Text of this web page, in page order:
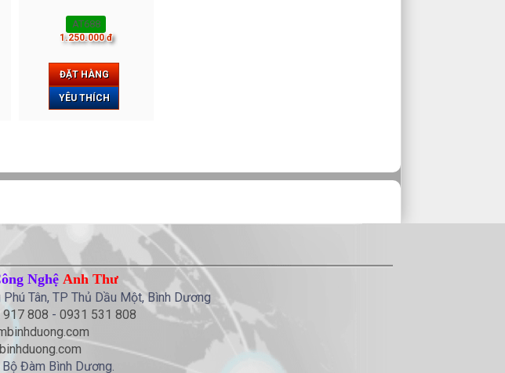
AT688
1.250.000 đ
ĐẶT HÀNG
YÊU THÍCH
Nghệ Anh Thư
Tân, TP Thủ Dầu Một, Bình Dương
808 - 0931 531 808
Đàm Bình Dương.